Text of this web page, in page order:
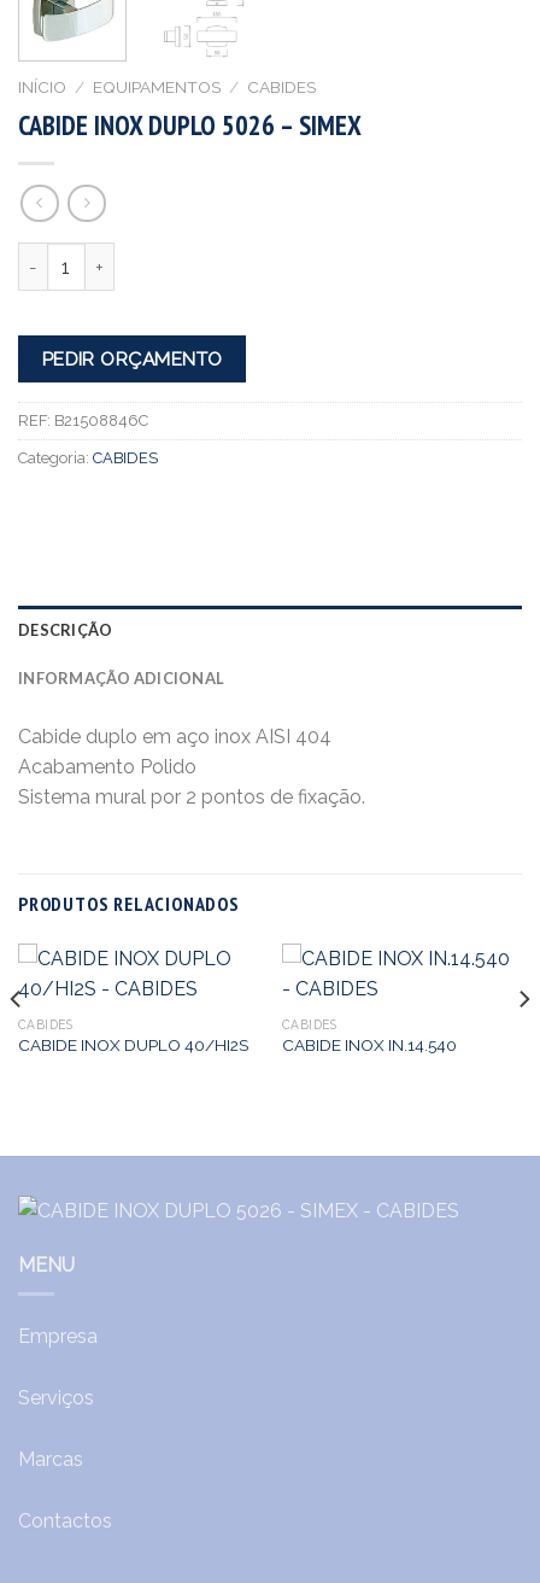
INÍCIO / EQUIPAMENTOS / CABIDES
CABIDE INOX DUPLO 5026 – SIMEX
PEDIR ORÇAMENTO
REF: B21508846C
Categoria: CABIDES
DESCRIÇÃO
INFORMAÇÃO ADICIONAL
Cabide duplo em aço inox AISI 404
Acabamento Polido
Sistema mural por 2 pontos de fixação.
PRODUTOS RELACIONADOS
CABIDES
CABIDE INOX DUPLO 40/HI2S
CABIDES
CABIDE INOX IN.14.540
MENU
Empresa
Serviços
Marcas
Contactos